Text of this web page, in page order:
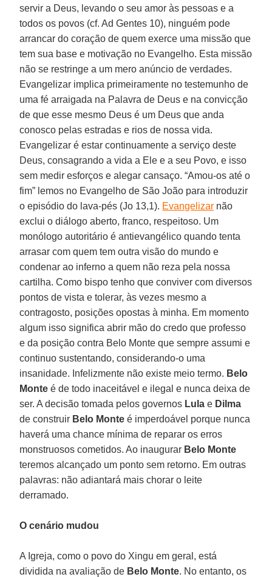
servir a Deus, levando o seu amor às pessoas e a
todos os povos (cf. Ad Gentes 10), ninguém pode
arrancar do coração de quem exerce uma missão que
tem sua base e motivação no Evangelho. Esta missão
não se restringe a um mero anúncio de verdades.
Evangelizar implica primeiramente no testemunho de
uma fé arraigada na Palavra de Deus e na convicção
de que esse mesmo Deus é um Deus que anda
conosco pelas estradas e rios de nossa vida.
Evangelizar é estar continuamente a serviço deste
Deus, consagrando a vida a Ele e a seu Povo, e isso
sem medir esforços e alegar cansaço. “Amou-os até o
fim” lemos no Evangelho de São João para introduzir
o episódio do lava-pés (Jo 13,1). Evangelizar não
exclui o diálogo aberto, franco, respeitoso. Um
monólogo autoritário é antievangélico quando tenta
arrasar com quem tem outra visão do mundo e
condenar ao inferno a quem não reza pela nossa
cartilha. Como bispo tenho que conviver com diversos
pontos de vista e tolerar, às vezes mesmo a
contragosto, posições opostas à minha. Em momento
algum isso significa abrir mão do credo que professo
e da posição contra Belo Monte que sempre assumi e
continuo sustentando, considerando-o uma
insanidade. Infelizmente não existe meio termo. Belo
Monte é de todo inaceitável e ilegal e nunca deixa de
ser. A decisão tomada pelos governos Lula e Dilma
de construir Belo Monte é imperdoável porque nunca
haverá uma chance mínima de reparar os erros
monstruosos cometidos. Ao inaugurar Belo Monte
teremos alcançado um ponto sem retorno. Em outras
palavras: não adiantará mais chorar o leite
derramado.
O cenário mudou
A Igreja, como o povo do Xingu em geral, está
dividida na avaliação de Belo Monte. No entanto, os